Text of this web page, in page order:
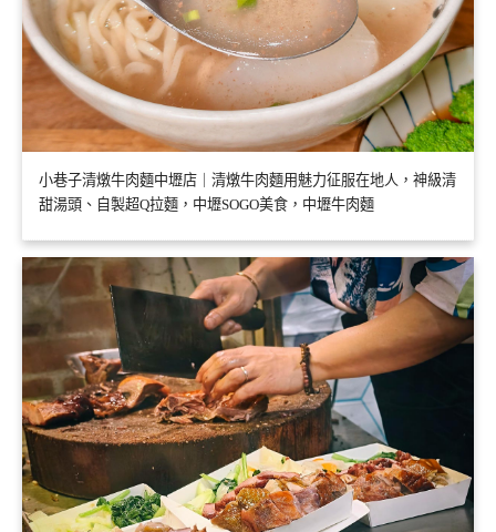
小巷子清燉牛肉麵中壢店｜清燉牛肉麵用魅力征服在地人，神級清
甜湯頭、自製超Q拉麵，中壢SOGO美食，中壢牛肉麵